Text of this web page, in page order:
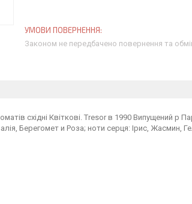
Законом не передбачено повернення та
східні Квіткові. Tresor в 1990 Випущений р
Берегомет и Роза; ноти серця: Ірис, Жасмин,